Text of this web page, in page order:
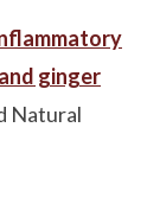
ginger
Natural